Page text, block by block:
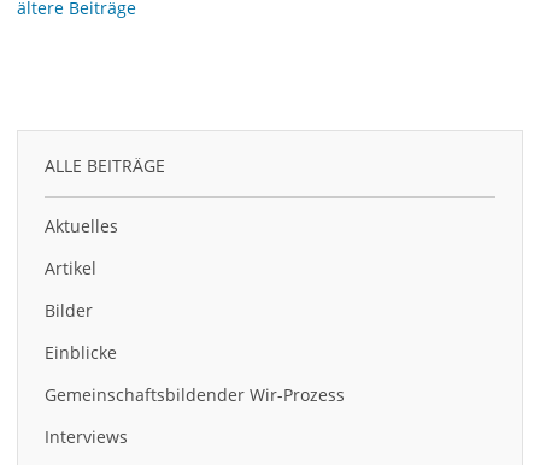
ältere Beiträge
ALLE BEITRÄGE
Aktuelles
Artikel
Bilder
Einblicke
Gemeinschaftsbildender Wir-Prozess
Interviews